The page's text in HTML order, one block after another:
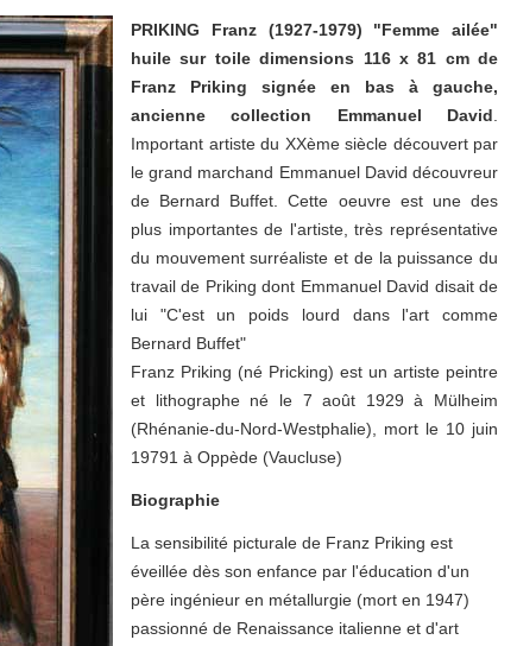
PRIKING Franz (1927-1979)
"Femme ailée"
huile sur toile dimensions 116 x 81 cm de
Franz Priking signée en bas à gauche,
ancienne collection Emmanuel David
Important artiste du XXème siècle découvert par
le grand marchand Emmanuel David découvreur
de Bernard Buffet. Cette oeuvre est une des
plus importantes de l'artiste, très représentative
du mouvement surréaliste et de la puissance du
travail de Priking dont Emmanuel David disait de
lui "C'est un poids lourd dans l'art comme
Bernard Buffet"
Franz Priking (né Pricking) est un artiste peintre
et lithographe né le 7 août 1929 à Mülheim
(Rhénanie-du-Nord-Westphalie), mort le 10 juin
19791 à Oppède (Vaucluse)
Biographie
La sensibilité picturale de Franz Priking est
éveillée dès son enfance par l'éducation d'un
père ingénieur en métallurgie (mort en 1947)
passionné de Renaissance italienne et d'art